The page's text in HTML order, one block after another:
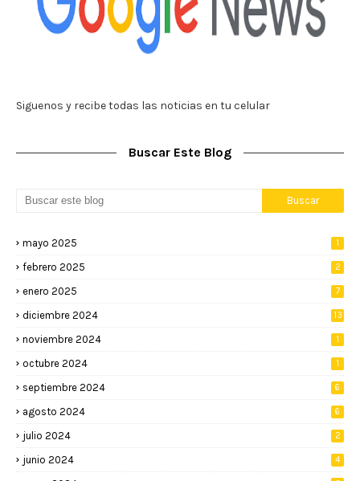
Siguenos y recibe todas las noticias en tu celular
Buscar Este Blog
mayo 2025 1
febrero 2025 2
enero 2025 7
diciembre 2024 13
noviembre 2024 1
octubre 2024 1
septiembre 2024 6
agosto 2024 6
julio 2024 2
junio 2024 4